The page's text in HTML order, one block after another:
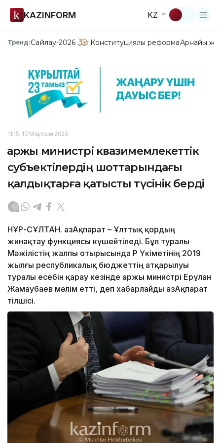
KAZINFORM KZ
Тренд:Сайлау-2026 Конституциялық реформаАрнайы
11:15, 10 Маусым 2020
Қаржы министрі квазимемлекеттік
субъектілердің шоттарындағы
қалдықтарға қатысты түсінік берді
НҰР-СҰЛТАН. ҚазАқпарат – Ұлттық қордың
жинақтау функциясы күшейтіледі. Бұл туралы
Мәжілістің жалпы отырысында ҚР Үкіметінің 2019
жылғы республикалық бюджеттің атқарылуы
туралы есебін қарау кезінде Қаржы министрі Ерұлан
Жамаубаев мәлім етті, деп хабарлайды ҚазАқпарат
тілшісі.